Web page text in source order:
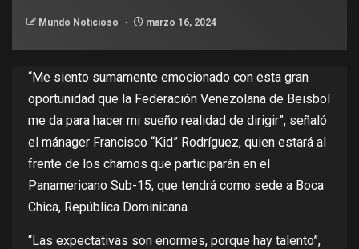
Mundo Noticioso marzo 16, 2024
“Me siento sumamente emocionado con esta gran
oportunidad que la Federación Venezolana de Beisbol
me da para hacer mi sueño realidad de dirigir”, señaló
el mánager Francisco “Kid” Rodríguez, quien estará al
frente de los chamos que participarán en el
Panamericano Sub-15, que tendrá como sede a Boca
Chica, República Dominicana.
“Las expectativas son enormes, porque hay talento”,